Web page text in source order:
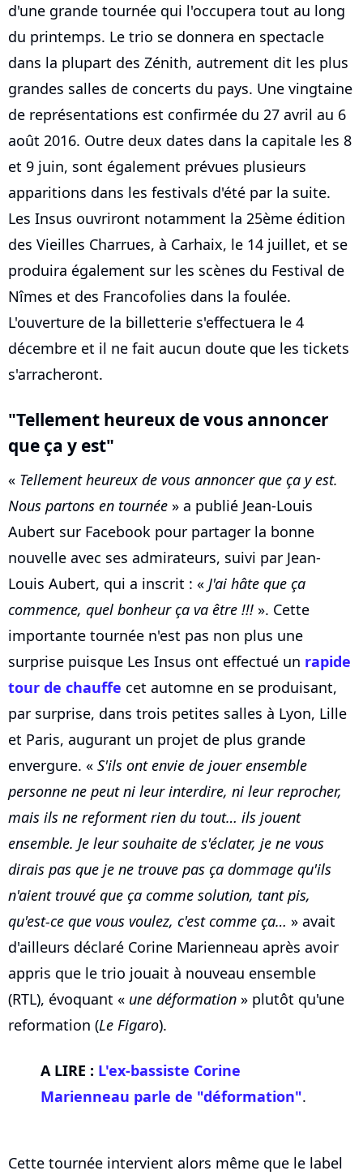
d'une grande tournée qui l'occupera tout au long
du printemps. Le trio se donnera en spectacle
dans la plupart des Zénith, autrement dit les plus
grandes salles de concerts du pays. Une vingtaine
de représentations est confirmée du 27 avril au 6
août 2016. Outre deux dates dans la capitale les 8
et 9 juin, sont également prévues plusieurs
apparitions dans les festivals d'été par la suite.
Les Insus ouvriront notamment la 25ème édition
des Vieilles Charrues, à Carhaix, le 14 juillet, et se
produira également sur les scènes du Festival de
Nîmes et des Francofolies dans la foulée.
L'ouverture de la billetterie s'effectuera le 4
décembre et il ne fait aucun doute que les tickets
s'arracheront.
"Tellement heureux de vous annoncer
que ça y est"
« Tellement heureux de vous annoncer que ça y est.
Nous partons en tournée » a publié Jean-Louis
Aubert sur Facebook pour partager la bonne
nouvelle avec ses admirateurs, suivi par Jean-
Louis Aubert, qui a inscrit : « J'ai hâte que ça
commence, quel bonheur ça va être !!! ». Cette
importante tournée n'est pas non plus une
surprise puisque Les Insus ont effectué un rapide
tour de chauffe cet automne en se produisant,
par surprise, dans trois petites salles à Lyon, Lille
et Paris, augurant un projet de plus grande
envergure. « S'ils ont envie de jouer ensemble
personne ne peut ni leur interdire, ni leur reprocher,
mais ils ne reforment rien du tout… ils jouent
ensemble. Je leur souhaite de s'éclater, je ne vous
dirais pas que je ne trouve pas ça dommage qu'ils
n'aient trouvé que ça comme solution, tant pis,
qu'est-ce que vous voulez, c'est comme ça… » avait
d'ailleurs déclaré Corine Marienneau après avoir
appris que le trio jouait à nouveau ensemble
(RTL), évoquant « une déformation » plutôt qu'une
reformation (Le Figaro).
A LIRE : L'ex-bassiste Corine
Marienneau parle de "déformation".
Cette tournée intervient alors même que le label